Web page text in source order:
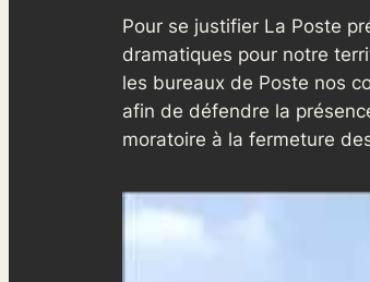
Pour se justifier La Poste
dramatiques pour notre
les bureaux de Poste nos
afin de défendre la
moratoire à la fermeture